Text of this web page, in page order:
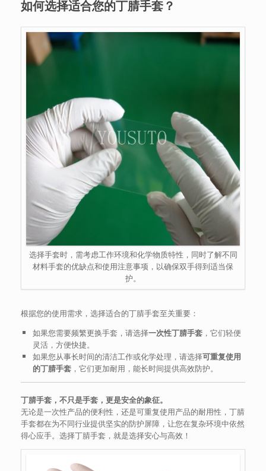
如何选择适合您的丁腈手套？
选择手套时，需考虑工作环境和化学物质特性，同时了解不同
材料手套的优缺点和使用注意事项，以确保双手得到适当保
护。
根据您的使用需求，选择适合的丁腈手套至关重要：
如果您需要频繁更换手套，请选择一次性丁腈手套，它们轻便
灵活，方便快捷。
如果您从事长时间的清洁工作或化学处理，请选择可重复使用
的丁腈手套，它们更加耐用，能长时间提供高效防护。
丁腈手套，不只是手套，更是安全的象征。
无论是一次性产品的便利性，还是可重复使用产品的耐用性，丁腈
手套都在为不同行业提供坚实的防护屏障，让您在复杂环境中依然
得心应手。选择丁腈手套，就是选择安心与高效！